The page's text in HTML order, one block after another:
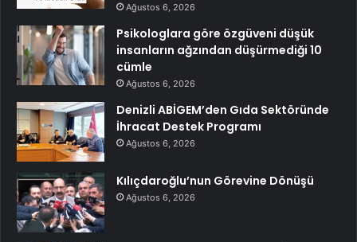
Ağustos 6, 2026
Psikologlara göre özgüveni düşük
insanların ağzından düşürmediği 10
cümle
Ağustos 6, 2026
Denizli ABİGEM’den Gıda Sektöründe
İhracat Destek Programı
Ağustos 6, 2026
Kılıçdaroğlu’nun Görevine Dönüşü
Ağustos 6, 2026